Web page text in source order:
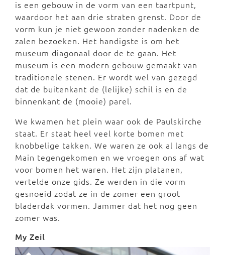
is een gebouw in de vorm van een taartpunt,
waardoor het aan drie straten grenst. Door de
vorm kun je niet gewoon zonder nadenken de
zalen bezoeken. Het handigste is om het
museum diagonaal door de te gaan. Het
museum is een modern gebouw gemaakt van
traditionele stenen. Er wordt wel van gezegd
dat de buitenkant de (lelijke) schil is en de
binnenkant de (mooie) parel.
We kwamen het plein waar ook de Paulskirche
staat. Er staat heel veel korte bomen met
knobbelige takken. We waren ze ook al langs de
Main tegengekomen en we vroegen ons af wat
voor bomen het waren. Het zijn platanen,
vertelde onze gids. Ze werden in die vorm
gesnoeid zodat ze in de zomer een groot
bladerdak vormen. Jammer dat het nog geen
zomer was.
My Zeil